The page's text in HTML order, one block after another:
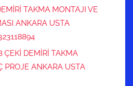
TAKMA MONTAJI VE
ANKARA USTA
ÇEKİ DEMİRİ TAKMA
PROJE ANKARA USTA